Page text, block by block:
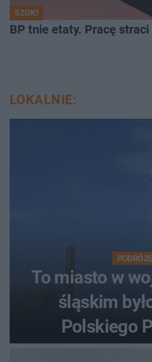
SZOK!
BP tnie etaty. Pracę
LOKALNIE:
PODRÓŻE
To miasto w
śląskim
Polskiego
Podziemnego.